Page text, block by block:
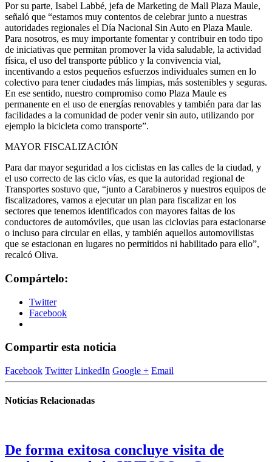
Por su parte, Isabel Labbé, jefa de Marketing de Mall Plaza Maule,
señaló que “estamos muy contentos de celebrar junto a nuestras
autoridades regionales el Día Nacional Sin Auto en Plaza Maule.
Para nosotros, es muy importante fomentar y contribuir en todo tipo
de iniciativas que permitan promover la vida saludable, la actividad
física, el uso del transporte público y la convivencia vial,
incentivando a estos pequeños esfuerzos individuales sumen en lo
colectivo para tener ciudades más limpias, más sostenibles y seguras.
En ese sentido, nuestro compromiso como Plaza Maule es
permanente en el uso de energías renovables y también para dar las
facilidades a la comunidad de poder venir sin auto, utilizando por
ejemplo la bicicleta como transporte”.
MAYOR FISCALIZACIÓN
Para dar mayor seguridad a los ciclistas en las calles de la ciudad, y
el uso correcto de las ciclo vías, es que la autoridad regional de
Transportes sostuvo que, “junto a Carabineros y nuestros equipos de
fiscalizadores, vamos a ejecutar un plan para fiscalizar en los
sectores que tenemos identificados con mayores faltas de los
conductores de automóviles, que usan las ciclovias para estacionarse
o incluso para circular en ellas, y también aquellos automovilistas
que se estacionan en lugares no permitidos ni habilitado para ello”,
recalcó Oliva.
Compártelo:
Twitter
Facebook
Compartir esta noticia
Facebook Twitter LinkedIn Google + Email
Noticias Relacionadas
De forma exitosa concluye visita de